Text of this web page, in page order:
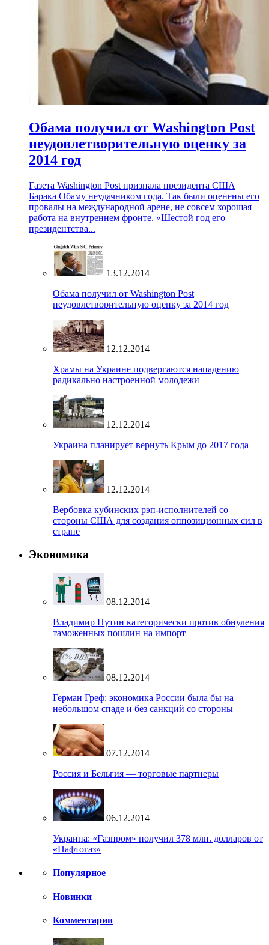
Обама получил от Washington Post
неудовлетворительную оценку за
2014 год
Газета Washington Post признала президента США
Барака Обаму неудачником года. Так были оценены его
провалы на международной арене, не совсем хорошая
работа на внутреннем фронте. «Шестой год его
президентства...
13.12.2014
Обама получил от Washington Post
неудовлетворительную оценку за 2014 год
12.12.2014
Храмы на Украине подвергаются нападению
радикально настроенной молодежи
12.12.2014
Украина планирует вернуть Крым до 2017 года
12.12.2014
Вербовка кубинских рэп-исполнителей со
стороны США для создания оппозиционных сил в
стране
Экономика
08.12.2014
Владимир Путин категорически против обнуления
таможенных пошлин на импорт
08.12.2014
Герман Греф: экономика России была бы на
небольшом спаде и без санкций со стороны
07.12.2014
Россия и Бельгия — торговые партнеры
06.12.2014
Украина: «Газпром» получил 378 млн. долларов от
«Нафтогаз»
Популярное
Новинки
Комментарии